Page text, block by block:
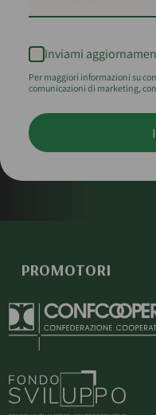
Inviami
Per maggiori informazioni su
comunicazioni di marketing,
PROMOTORI